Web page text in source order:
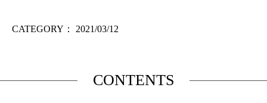
CATEGORY： 2021/03/12
CONTENTS